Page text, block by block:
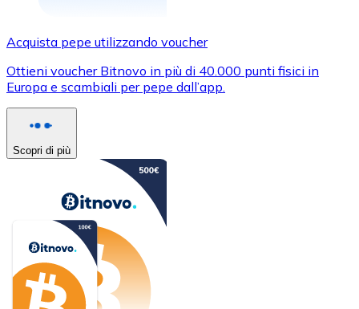
Acquista pepe utilizzando voucher
Ottieni voucher Bitnovo in più di 40.000 punti fisici in
Europa e scambiali per pepe dall’app.
Scopri di più